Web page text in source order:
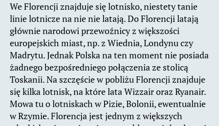
We Florencji znajduje się lotnisko, niestety tanie
linie lotnicze na nie nie latają. Do Florencji latają
głównie narodowi przewoźnicy z większości
europejskich miast, np. z Wiednia, Londynu czy
Madrytu. Jednak Polska na ten moment nie posiada
żadnego bezpośredniego połączenia ze stolicą
Toskanii. Na szczęście w pobliżu Florencji znajduje
się kilka lotnisk, na które lata Wizzair oraz Ryanair.
Mowa tu o lotniskach w Pizie, Bolonii, ewentualnie
w Rzymie. Florencja jest jednym z większych